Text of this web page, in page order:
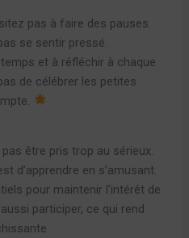
pas à faire des pauses.
se sentir pressé.
et à réfléchir à chaque
de célébrer les petites
être pris trop au sérieux.
d’apprendre en s’amusant.
pour maintenir l’intérêt de
participer, ce qui rend